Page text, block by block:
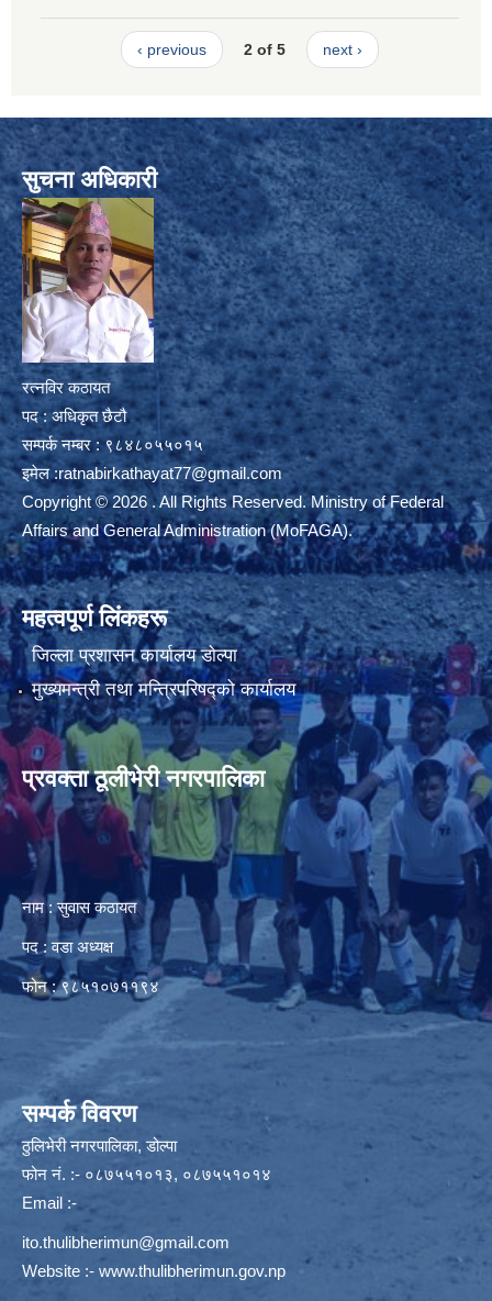
‹ previous 2 of 5 next ›
सुचना अधिकारी
रत्नविर कठायत
पद : अधिकृत छैटौ
सम्पर्क नम्बर : ९८४८०५५०१५
इमेल :ratnabirkathayat77@gmail.com
Copyright © 2026 . All Rights Reserved. Ministry of Federal
Affairs and General Administration (MoFAGA).
महत्वपूर्ण लिंकहरू
जिल्ला प्रशासन कार्यालय डाेल्पा
मुख्यमन्त्री तथा मन्त्रिपरिषद्को कार्यालय
प्रवक्ता ठूलीभेरी नगरपालिका
नाम : सुवास कठायत
पद : वडा अध्यक्ष
फोन : ९८५१०७११९४
सम्पर्क विवरण
ठुलिभेरी नगरपालिका, डोल्पा
फोन नं. :- ०८७५५१०१३, ०८७५५१०१४
Email :-
ito.thulibherimun@gmail.com
Website :- www.thulibherimun.gov.np